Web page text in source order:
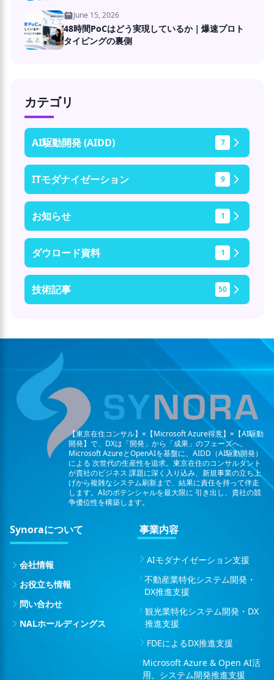
June 15, 2026
48時間PoCはどう実現しているか｜爆速プロト
タイピングの裏側
カテゴリ
AI駆動開発 (AIDD) 7
ITモダナイゼーション 9
お知らせ 1
ダウロード資料 1
技術記事 50
【東京在住コンサル】×【Microsoft Azure得意】×【AI駆動
開発】で、DXは「開発」から「成果」のフェーズへ。
Microsoft AzureとOpenAIを基盤に、AIDD（AI駆動開発）
による 次世代の生産性を追求。東京在住のコンサルタント
が貴社のビジネス 課題に深く入り込み、新規事業の立ち上
げから複雑なシステム刷新まで、結果に責任を持って伴走
します。AIのポテンシャルを最大限に 引き出し、貴社の競
争優位性を構築します。
Synoraについて
会社情報
お役立ち情報
問い合わせ
NALホールディングス
事業内容
AIモダナイゼーション支援
不動産業特化システム開発・
DX推進支援
観光業特化システム開発・DX
推進支援
FDEによるDX推進支援
Microsoft Azure & Open AI活
用、システム開発推進支援